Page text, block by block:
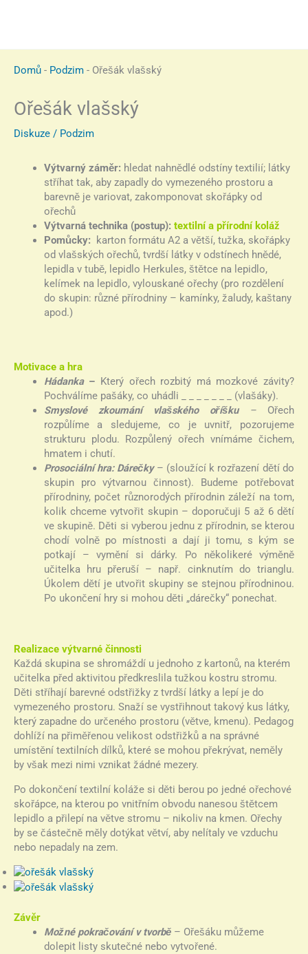
Domů - Podzim - Ořešák vlašský
Ořešák vlašský
Diskuze / Podzim
Výtvarný záměr: hledat nahnědlé odstíny textilií; látky
stříhat tak, aby zapadly do vymezeného prostoru a
barevně je variovat, zakomponovat skořápky od
ořechů
Výtvarná technika (postup): textilní a přírodní koláž
Pomůcky:
karton formátu A2 a větší, tužka, skořápky
od vlašských ořechů, tvrdší látky v odstínech hnědé,
lepidla v tubě, lepidlo Herkules, štětce na lepidlo,
kelímek na lepidlo, vylouskané ořechy (pro rozdělení
do skupin: různé přírodniny – kamínky, žaludy, kaštany
apod.)
Motivace a hra
Hádanka– Který ořech rozbitý má mozkové závity?
Pochválíme pašáky, co uhádli _ _ _ _ _ _ _ (vlašáky).
Smyslové zkoumání vlašského oříšku–Ořech
rozpůlíme a sledujeme, co je uvnitř, pozorujeme
strukturu plodu. Rozpůlený ořech vnímáme čichem,
hmatem i chutí.
Prosociální hra: Dárečky– (sloužící k rozřazení dětí do
skupin pro výtvarnou činnost). Budeme potřebovat
přírodniny, počet různorodých přírodnin záleží na tom,
kolik chceme vytvořit skupin – doporučuji 5 až 6 dětí
ve skupině. Děti si vyberou jednu z přírodnin, se kterou
chodí volně po místnosti a dají ji tomu, s kým se
potkají – vymění si dárky. Po několikeré výměně
učitelka hru přeruší – např. cinknutím do trianglu.
Úkolem dětí je utvořit skupiny se stejnou přírodninou.
Po ukončení hry si mohou děti „dárečky“ ponechat.
Realizace výtvarné činnosti
Každá skupina se shromáždí u jednoho z kartonů, na kterém
učitelka před aktivitou předkreslila tužkou kostru stromu.
Děti stříhají barevné odstřižky z tvrdší látky a lepí je do
vymezeného prostoru. Snaží se vystřihnout takový kus látky,
který zapadne do určeného prostoru (větve, kmenu). Pedagog
dohlíží na přiměřenou velikost odstřižků a na správné
umístění textilních dílků, které se mohou překrývat, neměly
by však mezi nimi vznikat žádné mezery.
Po dokončení textilní koláže si děti berou po jedné ořechové
skořápce, na kterou po vnitřním obvodu nanesou štětcem
lepidlo a přilepí na větve stromu – nikoliv na kmen. Ořechy
by se částečně měly dotýkat větví, aby nelítaly ve vzduchu
nebo nepadaly na zem.
Závěr
Možné pokračování v tvorbě– Ořešáku můžeme
dolepit listy skutečné nebo vytvořené.